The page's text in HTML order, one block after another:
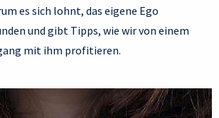
es sich lohnt, das eigene Ego
und gibt Tipps, wie wir von einem
mit ihm profitieren.